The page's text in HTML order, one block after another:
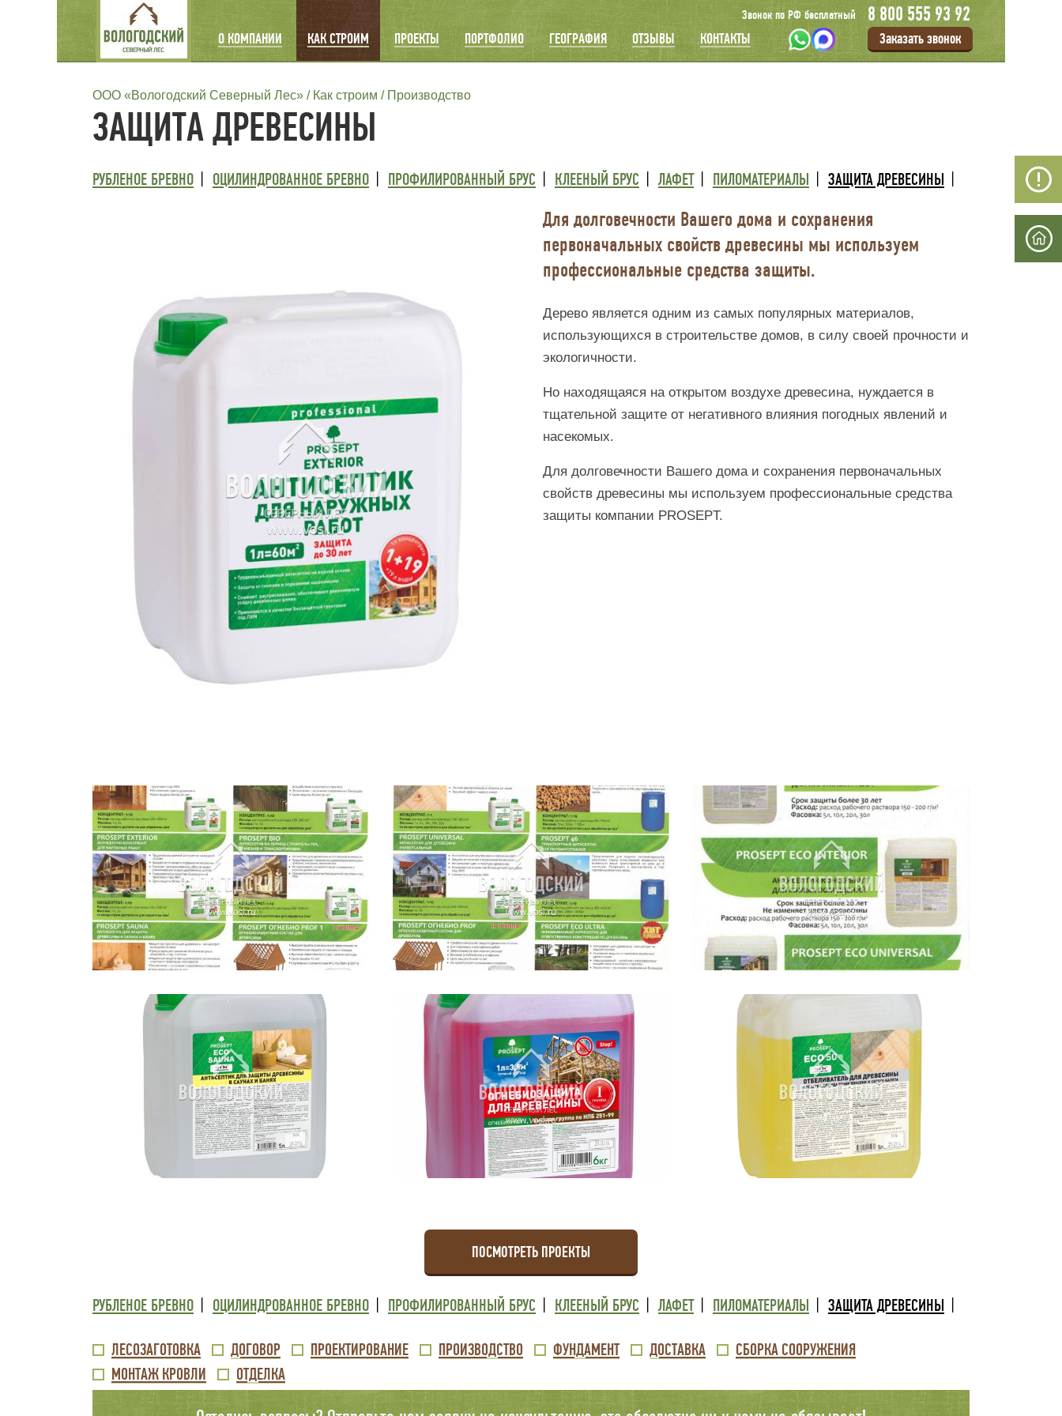
MAIN
NAVIGATION
О КОМПАНИИ КАК СТРОИМ ПРОЕКТЫ ПОРТФОЛИО ГЕОГРАФИЯ ОТЗЫВЫ КОНТАКТЫ
Звонок по РФ бесплатный 8 800 555 93 92
Заказать звонок
СТРОКА
НАВИГАЦИИ
ООО «Вологодский Северный Лес» Как строим Производство
ЗАЩИТА ДРЕВЕСИНЫ
ТРЕТИЙ
РУБЛЕНОЕ БРЕВНО ОЦИЛИНДРОВАННОЕ БРЕВНО ПРОФИЛИРОВАННЫЙ БРУС КЛЕЕНЫЙ БРУС ЛАФЕТ ПИЛОМАТЕРИАЛЫ ЗАЩИТА ДРЕВЕСИНЫ
Для долговечности Вашего дома и сохранения
первоначальных свойств древесины мы используем
профессиональные средства защиты.
Дерево является одним из самых популярных материалов,
использующихся в строительстве домов, в силу своей прочности и
экологичности.
Но находящаяся на открытом воздухе древесина, нуждается в
тщательной защите от негативного влияния погодных явлений и
насекомых.
Для долговечности Вашего дома и сохранения первоначальных
свойств древесины мы используем профессиональные средства
защиты компании PROSEPT.
ПОСМОТРЕТЬ ПРОЕКТЫ
ТРЕТИЙ
УРОВЕНЬ
МЕНЮ
ВНИЗУ
РУБЛЕНОЕ БРЕВНО ОЦИЛИНДРОВАННОЕ БРЕВНО ПРОФИЛИРОВАННЫЙ БРУС КЛЕЕНЫЙ БРУС ЛАФЕТ ПИЛОМАТЕРИАЛЫ ЗАЩИТА ДРЕВЕСИНЫ
ВТОРОЙ
УРОВЕНЬ
ЛЕСОЗАГОТОВКА ДОГОВОР ПРОЕКТИРОВАНИЕ ПРОИЗВОДСТВО ФУНДАМЕНТ ДОСТАВКА
СБОРКА СООРУЖЕНИЯ
МОНТАЖ КРОВЛИ
ОТДЕЛКА